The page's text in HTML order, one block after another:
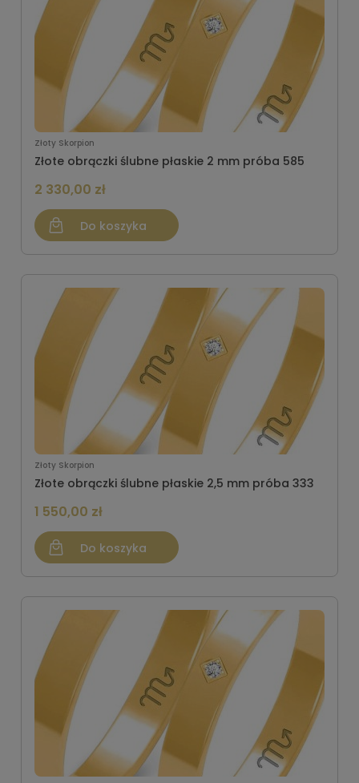
Złoty Skorpion
Złote obrączki ślubne płaskie 2 mm próba 585
2 330,00 zł
Do koszyka
Złoty Skorpion
Złote obrączki ślubne płaskie 2,5 mm próba 333
1 550,00 zł
Do koszyka